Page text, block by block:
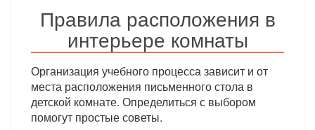
Правила расположения в
интерьере комнаты
Организация учебного процесса зависит и от
места расположения письменного стола в
детской комнате. Определиться с выбором
помогут простые советы.